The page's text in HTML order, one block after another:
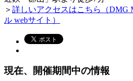
＞ 詳しいアクセスはこちら（DMG
ル webサイト）
現在、開催期間中の情報